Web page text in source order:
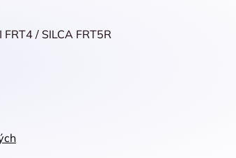
FRT4 / SILCA FRT5R